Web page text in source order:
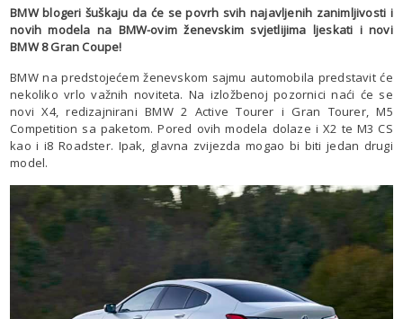
BMW blogeri šuškaju da će se povrh svih najavljenih zanimljivosti i
novih modela na BMW-ovim ženevskim svjetlijima ljeskati i novi
BMW 8 Gran Coupe!
BMW na predstojećem ženevskom sajmu automobila predstavit će
nekoliko vrlo važnih noviteta. Na izložbenoj pozornici naći će se
novi X4, redizajnirani BMW 2 Active Tourer i Gran Tourer, M5
Competition sa paketom. Pored ovih modela dolaze i X2 te M3 CS
kao i i8 Roadster. Ipak, glavna zvijezda mogao bi biti jedan drugi
model.